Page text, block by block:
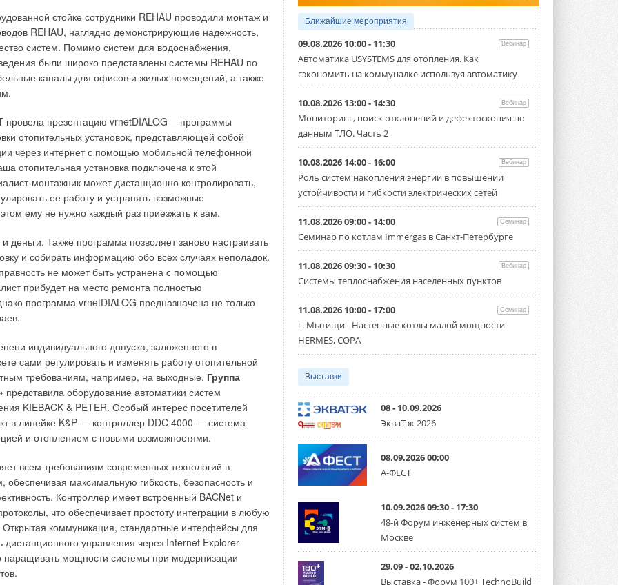
стойке сотрудники REHAU проводили монтаж и
REHAU, наглядно демонстрирующие надежность,
систем. Помимо систем для водоснабжения,
были широко представлены системы REHAU по
каналы для офисов и жилых помещений, а также
провела презентацию vrnetDIALOG— программы
отопительных установок, представляющей собой
через интернет с помощью мобильной телефонной
отопительная установка подключена к этой
монтажник может дистанционно контролировать,
ее работу и устранять возможные
ему не нужно каждый раз приезжать к вам.
деньги. Также программа позволяет заново настраивать
и собирать информацию обо всех случаях неполадок.
не может быть устранена с помощью
прибудет на место ремонта полностью
программа vrnetDIALOG предназначена не только
индивидуального допуска, заложенного в
сами регулировать и изменять работу отопительной
требованиям, например, на выходные. Группа
представила оборудование автоматики систем
KIEBACK & PETER. Особый интерес посетителей
в линейке K&P — контроллер DDC 4000 — система
и отоплением с новыми возможностями.
всем требованиям современных технологий в
обеспечивая максимальную гибкость, безопасность и
Контроллер имеет встроенный BACNet и
что обеспечивает простоту интеграции в любую
коммуникация, стандартные интерфейсы для
дистанционного управления через Internet Explorer
наращивать мощности системы при модернизации
«Датарк» испытал модульный
ЦОД с плотностью 54 кВт на
стойку
Испытания прошли на собственной
производственной площадке и были ...
3 АВГУСТА 2026
Samsung выпускает VRF-
систему DVM на R32
Линейка включает семь типоразмеров
производительностью от 22,4 до 56 кВт.
Суммарная длина трубопроводов ...
«СиСофт Девелопмент» подвел
итоги конкурса студенческих
проектов «ТИМ-лидеры 2026»
Новый сезон конкурса «ТИМ-лидеры»
стартует уже в сентябре 2026 года ...
3 АВГУСТА 2026
«Русклимат» укрепляет
партнёрство за Уралом
Президент Омского землячества в
Москве Михаил Тимошенко посетил
Омск с трёхдневным рабочим визитом ...
флагманский чиллер AquaEdge
работающую на хладагенте R1234ze ...
Mitsubishi расширяет
направление систем
Mitsubishi Electric создаёт в США новую
компанию MEHITS US Inc. ...
США запретили использование
иностранных инверторов
28 июля 2026 года Федеральная
комиссия по связи США (FCC) обновила
свой специальный перечень Covered ...
31 ИЮЛЯ 2026
Ближайшие мероприятия
09.08.2026 10:00 - 11:30 Вебинар
Автоматика USYSTEMS для отопления. Как
сэкономить на коммуналке используя автоматику
10.08.2026 13:00 - 14:30 Вебинар
Мониторинг, поиск отклонений и дефектоскопия по
данным ТЛО. Часть 2
10.08.2026 14:00 - 16:00 Вебинар
Роль систем накопления энергии в повышении
устойчивости и гибкости электрических сетей
11.08.2026 09:00 - 14:00 Семинар
Семинар по котлам Immergas в Санкт-Петербурге
11.08.2026 09:30 - 10:30 Вебинар
Системы теплоснабжения населенных пунктов
11.08.2026 10:00 - 17:00 Семинар
г. Мытищи - Настенные котлы малой мощности
HERMES, COPA
Выставки
08 - 10.09.2026
ЭкваТэк 2026
08.09.2026 00:00
А-ФЕСТ
10.09.2026 09:30 - 17:30
48-й Форум инженерных систем в
Москве
29.09 - 02.10.2026
Выставка - Форум 100+ TechnoBuild
поведения при выборе бытового
понимать, что бытовой кондиционер — это продукт все-
следует замерять аудиторию как в разгар
(летом), так и в период ее спада (осень-зима).
которые проводились в период низкого
(рис. 2). Как видим, в ответ на вопрос о том, какие
емкость рынка на тот момент все же составляла
спроса — июле 2005 г. — респонденты
незнание брендов, но с некоторой поправкой (рис.
следующие моменты. Безусловно, наши респонденты с
в силу того, что здесь кондиционер больше
учесть фактор замещения знания зонтичных брендов
и, самое интересное, SONY), то становится
с ходу не имеет каких-либо предпочтений в
марок. Это весьма важная выявленная
брендинга, отличная от брендинга других
день задача создания массово узнаваемого
несопоставима по своим затратам с рентабельностью,
при работе с этим брендом. Далее, в процессе
еще один интересный фактор. Назовем его
знания» (рис. 5). Его суть заключается в инертности
которые не смогли спонтанно вспомнить тот
которого они встречались, тут же узнают его при
или воспроизведении рекламного обращения,
демонстрирует пример, который мы рассмотрим чуть
брендов приведена статистика изменения
бренда в зависимости от присутствия в поле
рекламных элементов.